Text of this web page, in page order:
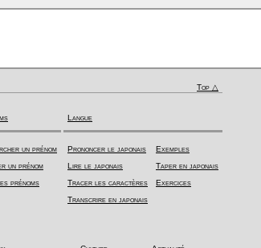
Top △
un prénom
un prénom
prénoms
Langue
Prononcer le japonais
Lire le japonais
Tracer les caractères
Transcrire en japonais
Exemples
Taper en japonais
Exercices